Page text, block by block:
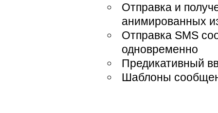
Отправка и
анимированных
Отправка SMS
одновременно
Предикативный
Шаблоны